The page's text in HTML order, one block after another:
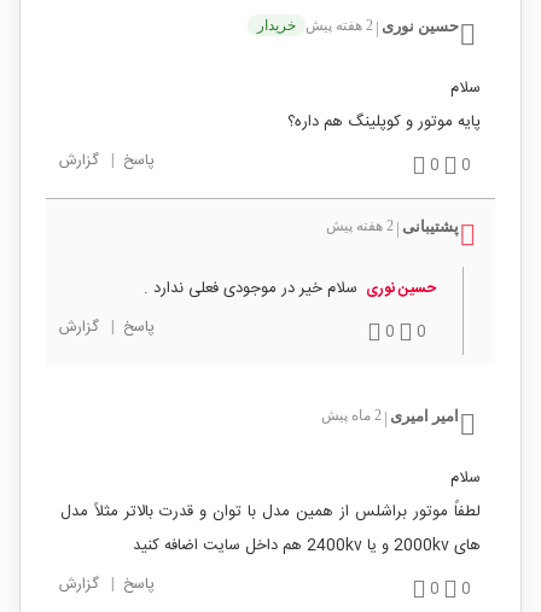
حسین نوری 2 هفته پیش خریدار
سلام
پایه موتور و کوپلینگ هم داره؟
0
0 پاسخ | گزارش
پشتیبانی 2 هفته پیش
حسین نوری سلام خیر در موجودی فعلی ندارد .
0
0 پاسخ | گزارش
امیر امیری 2 ماه پیش
سلام
لطفاً موتور براشلس از همین مدل با توان و قدرت بالاتر مثلاً مدل
های 2000kv و یا 2400kv هم داخل سایت اضافه کنید
0
0 پاسخ | گزارش